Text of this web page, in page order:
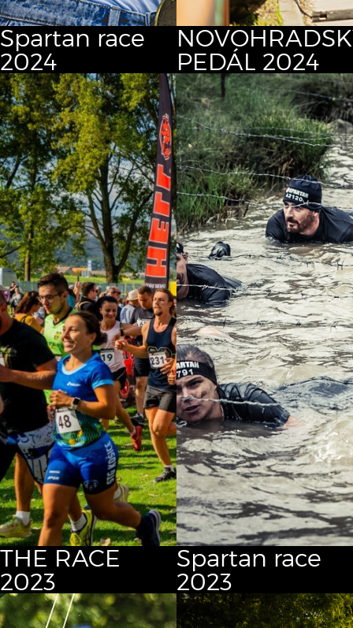
Spartan race
2024
PEDÁL 2024
THE RACE
2023
Spartan race
2023